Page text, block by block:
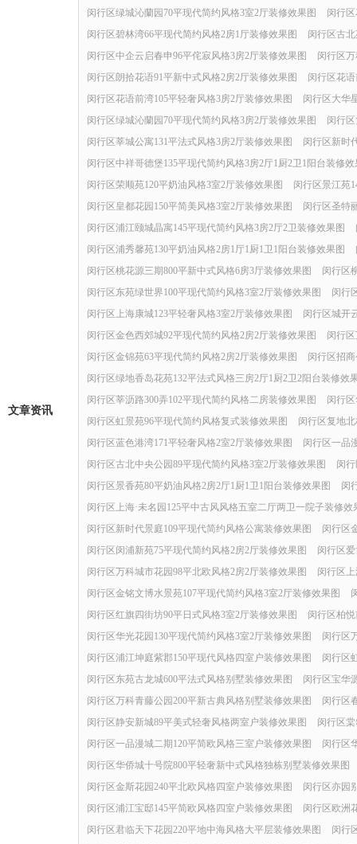
文章资讯
闵行区绿城沁蘭园70平现代简约风格3室2厅装修效果图
闵行
闵行区碧林湾66平现代简约风格2房1厅装修效果图
闵行区古
闵行区中企云启春申96平侘寂风格3房2厅装修效果图
闵行区
闵行区朗拾花语91平新中式风格2房2厅装修效果图
闵行区花
闵行区花语前湾105平轻奢风格3房2厅装修效果图
闵行区大华
闵行区绿城沁蘭园70平现代简约风格3房2厅装修效果图
闵行
闵行区莘城公寓131平法式风格3房2厅装修效果图
闵行区新时
闵行区中祥哥德堡135平现代简约风格3房2厅1厨2卫1阳台装修效
闵行区荣顺苑120平奶油风格3室2厅装修效果图
闵行区景江苑
闵行区皇都花园150平简美风格3室2厅装修效果图
闵行区圣特
闵行区浦江颐城晶寓145平现代简约风格3房2厅2卫装修效果图
闵行区浦秀馨苑130平奶油风格2房1厅1厨1卫1阳台装修效果图
闵行区桃花源三期800平新中式风格6房3厅装修效果图
闵行区
闵行区东苑绿世界100平现代简约风格3室2厅装修效果图
闵行
闵行区上海康城123平轻奢风格3室2厅装修效果图
闵行区城开
闵行区金色西郊城92平现代简约风格2房2厅装修效果图
闵行
闵行区金锦苑63平现代简约风格2房2厅装修效果图
闵行区招
闵行区绿地香岛花苑132平法式风格三房2厅1厨2卫2阳台装修效
闵行区莘沥路300弄102平现代简约风格二房装修效果图
闵行
闵行区虹景苑96平现代简约风格复式装修效果图
闵行区复地
闵行区蓝色港湾171平轻奢风格2室2厅装修效果图
闵行区一品
闵行区古北中央公园89平现代简约风格3室2厅装修效果图
闵
闵行区景香苑80平奶油风格2房2厅1厨1卫1阳台装修效果图
闵
闵行区上海·未名园125平中古风风格五室二厅两卫一院子装修效
闵行区新时代景庭109平现代简约风格公寓装修效果图
闵行区
闵行区闵浦新苑75平现代简约风格2房2厅装修效果图
闵行区
闵行区万科城市花园98平北欧风格2房2厅装修效果图
闵行区
闵行区金铭文博水景苑107平现代简约风格3室2厅装修效果图
闵行区红旗四街坊90平日式风格3室2厅装修效果图
闵行区柏
闵行区华光花园130平现代简约风格3室2厅装修效果图
闵行区
闵行区浦江坤庭紫郡150平现代风格四室户装修效果图
闵行区
闵行区东苑古龙城600平法式风格别墅装修效果图
闵行区宝华
闵行区万科青藤公园200平新古典风格别墅装修效果图
闵行区
闵行区静安新城89平美式轻奢风格两室户装修效果图
闵行区
闵行区一品漫城二期120平简欧风格三室户装修效果图
闵行区
闵行区华侨城十号院800平轻奢新中式风格独栋别墅装修效果图
闵行区金斯花园240平北欧风格四室户装修效果图
闵行区亦园
闵行区浦江宝邸145平简欧风格四室户装修效果图
闵行区欧洲
闵行区君临天下花园220平地中海风格大平层装修效果图
闵行